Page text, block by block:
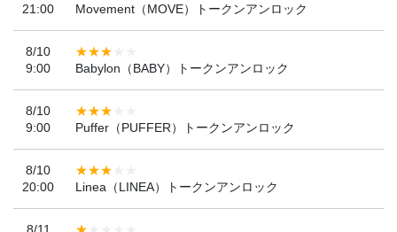
21:00
Movement（MOVE）トークンアンロック
8/10
9:00
Babylon（BABY）トークンアンロック
8/10
9:00
Puffer（PUFFER）トークンアンロック
8/10
20:00
Linea（LINEA）トークンアンロック
8/11